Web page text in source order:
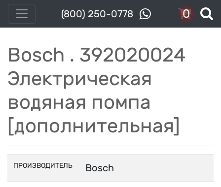
(800) 250-0778 0
Bosch . 392020024
Электрическая
водяная помпа
[дополнительная]
ПРОИЗВОДИТЕЛЬ Bosch